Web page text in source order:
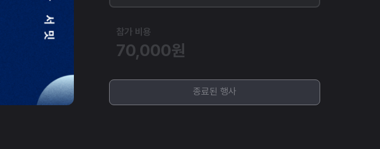
비회원사
참가 비용
70,000원
종료된 행사